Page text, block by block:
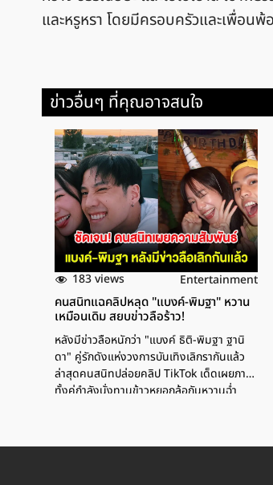
และหรูหรา โดยมีครอบครัวและเพื่อน
ข่าวอื่นๆ ที่คุณอาจสนใจ
183 views Entertainment
คนสนิทแฉคลิปหลุด "แบงค์-พิมฐา" หวาน
เหมือนเดิม สยบข่าวลือร้าว!
หลังมีข่าวลือหนักว่า "แบงค์ ธิติ-พิมฐา ฐานิ
ดา" คู่รักดังแห่งวงการบันเทิงเลิกรากันแล้ว
ล่าสุดคนสนิทปล่อยคลิป TikTok เด็ดเผยภาพ
ทั้งคู่กำลังนั่งทานข้าวหยอกล้อกันหวานฉ่ำ